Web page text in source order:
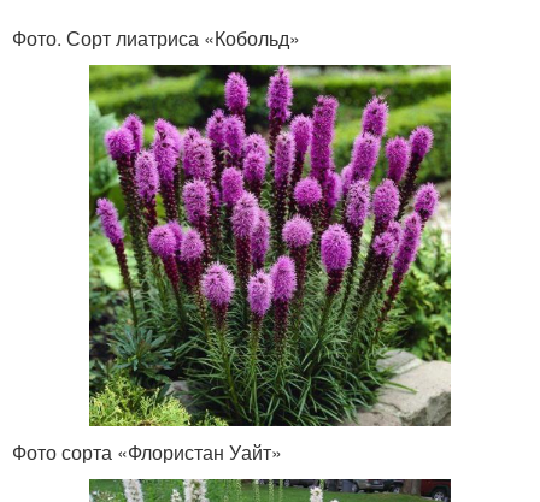
Фото. Сорт лиатриса «Кобольд»
Фото сорта «Флористан Уайт»